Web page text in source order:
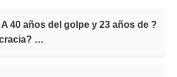
40 años del golpe y 23 años de ?
…